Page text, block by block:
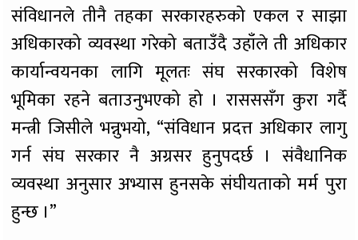
संविधानले तीनै तहका सरकारहरुको एकल र साझा
अधिकारको व्यवस्था गरेको बताउँदै उहाँले ती अधिकार
कार्यान्वयनका लागि मूलतः संघ सरकारको विशेष
भूमिका रहने बताउनुभएको हो । रासससँग कुरा गर्दै
मन्त्री जिसीले भन्नुभयो, “संविधान प्रदत्त अधिकार लागु
गर्न संघ सरकार नै अग्रसर हुनुपदर्छ । संवैधानिक
व्यवस्था अनुसार अभ्यास हुनसके संघीयताको मर्म पुरा
हुन्छ ।”